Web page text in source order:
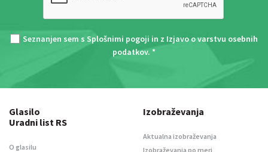
Seznanjen sem s Splošnimi pogoji in z Izjavo o varstvu osebnih
podatkov. *
Glasilo
Uradni list RS
O glasilu
Izobraževanja
Aktualna izobraževanja
Izobraževanja po meri